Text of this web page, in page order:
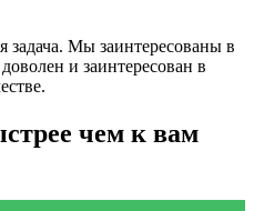
задача. Мы заинтересованы в
и заинтересован в
чем к вам